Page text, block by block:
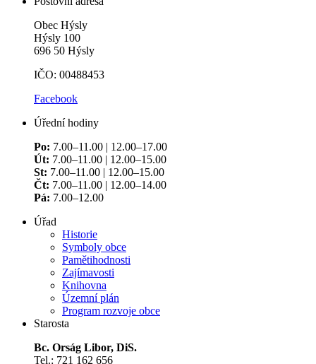
Obec Hýsly
Hýsly 100
696 50 Hýsly
IČO: 00488453
Facebook
Úřední hodiny
Po: 7.00–11.00 | 12.00–17.00
Út: 7.00–11.00 | 12.00–15.00
St: 7.00–11.00 | 12.00–15.00
Čt: 7.00–11.00 | 12.00–14.00
Pá: 7.00–12.00
Úřad
Historie
Symboly obce
Pamětihodnosti
Zajímavosti
Knihovna
Územní plán
Program rozvoje obce
Starosta
Bc. Orság Libor, DiS.
Tel.: 721 162 656